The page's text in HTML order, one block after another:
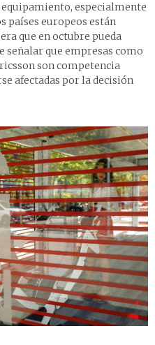
especialmente
países europeos están
que en octubre pueda
señalar que empresas como
son competencia
afectadas por la decisión